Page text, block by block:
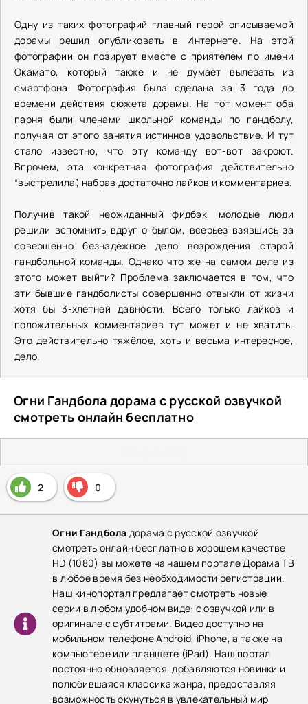
Одну из таких фотографий главный герой описываемой
дорамы решил опубликовать в Интернете. На этой
фотографии он позирует вместе с приятелем по имени
Окамато, который также и не думает вылезать из
смартфона. Фотография была сделана за 3 года до
времени действия сюжета дорамы. На тот момент оба
парня были членами школьной команды по гандболу,
получая от этого занятия истинное удовольствие. И тут
стало известно, что эту команду вот-вот закроют.
Впрочем, эта конкретная фотография действительно
“выстрелила”, набрав достаточно лайков и комментариев.
Получив такой неожиданный фидбэк, молодые люди
решили вспомнить вдруг о былом, всерьёз взявшись за
совершенно безнадёжное дело возрождения старой
гандбольной команды. Однако что же на самом деле из
этого может выйти? Проблема заключается в том, что
эти бывшие гандболисты совершенно отвыкли от жизни
хотя бы 3-хлетней давности. Всего только лайков и
положительных комментариев тут может и не хватить.
Это действительно тяжёлое, хоть и весьма интересное,
дело.
Огни Гандбола дорама с русской озвучкой
смотреть онлайн бесплатно
2 0
Огни Гандбола дорама с русской озвучкой
смотреть онлайн бесплатно в хорошем качестве
HD (1080) вы можете на нашем портале Дорама ТВ
в любое время без необходимости регистрации.
Наш кинопортал предлагает смотреть новые
серии в любом удобном виде: с озвучкой или в
оригинале с субтитрами. Видео доступно на
мобильном телефоне Android, iPhone, а также на
компьютере или планшете (iPad). Наш портал
постоянно обновляется, добавляются новинки и
полюбившаяся классика жанра, предоставляя
возможность окунуться в увлекательный мир